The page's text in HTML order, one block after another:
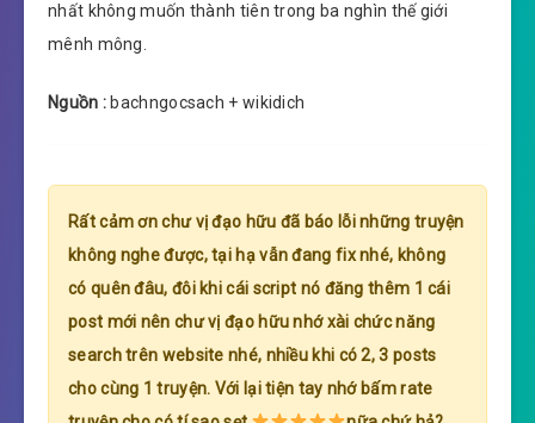
nhất không muốn thành tiên trong ba nghìn thế giới
mênh mông.
Nguồn : bachngocsach + wikidich
Rất cảm ơn chư vị đạo hữu đã báo lỗi những truyện
không nghe được, tại hạ vẫn đang fix nhé, không
có quên đâu, đôi khi cái script nó đăng thêm 1 cái
post mới nên chư vị đạo hữu nhớ xài chức năng
search trên website nhé, nhiều khi có 2, 3 posts
cho cùng 1 truyện. Với lại tiện tay nhớ bấm rate